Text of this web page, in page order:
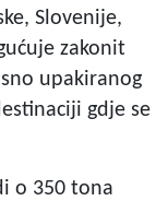
Slovenije,
zakonit
upakiranog
gdje se
o 350 tona